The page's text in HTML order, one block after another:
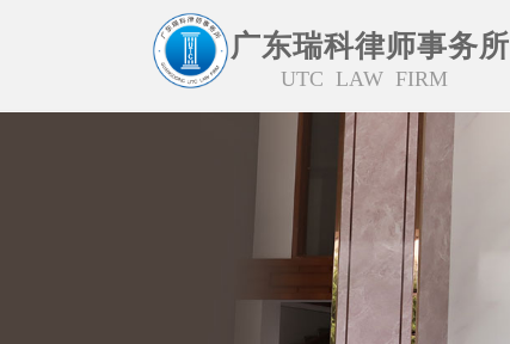
广东瑞科律师事务所
UTC LAW FIRM